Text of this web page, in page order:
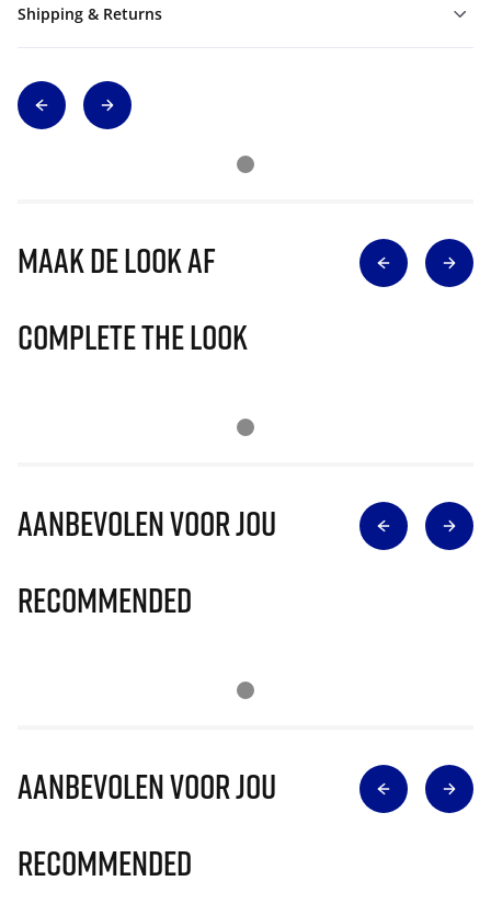
Shipping & Returns
Maak de look af
Complete The Look
Aanbevolen voor jou
Recommended
Aanbevolen voor jou
Recommended